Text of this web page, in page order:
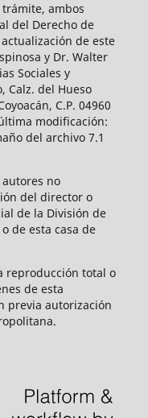
trámite, ambos
del Derecho de
de este
y Dr. Walter
Sociales y
Calz. del Hueso
C.P. 04960
modificación:
del archivo 7.1
no
del director o
de la División de
de esta casa de
reproducción total o
de esta
previa autorización